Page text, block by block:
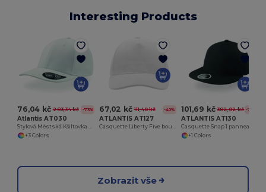
Interesting Products
76,04 kč 283,34 kč -73%
Atlantis AT030
Stylová Městská Kšiltovka s UV Ochrannou
+3 Colors
67,02 kč 111,40 kč -40%
ATLANTIS AT127
Casquette Liberty Five boucle
101,69 kč 382,02 kč -73%
ATLANTIS AT130
Casquette Snap 1 panneau
+1 Colors
Zobrazit vše